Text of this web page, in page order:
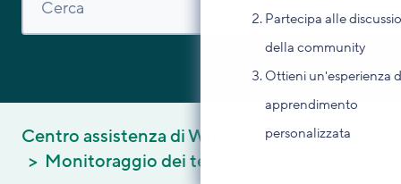
Partecipa alle
della community
Ottieni un'esperienza
apprendimento
personalizzata
Centro assistenza di Wrike
Migliora il tuo
Monitoraggio dei tempi